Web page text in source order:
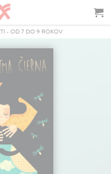
- OD 7 DO 9 ROKOV